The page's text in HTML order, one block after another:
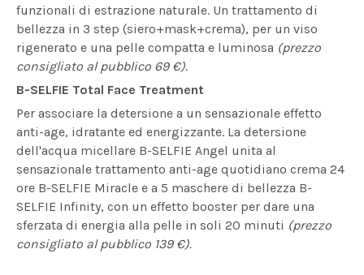
funzionali di estrazione naturale. Un trattamento di
bellezza in 3 step (siero+mask+crema), per un viso
rigenerato e una pelle compatta e luminosa (prezzo
consigliato al pubblico 69 €).
B-SELFIE Total Face Treatment
Per associare la detersione a un sensazionale effetto
anti-age, idratante ed energizzante. La detersione
dell'acqua micellare B-SELFIE Angel unita al
sensazionale trattamento anti-age quotidiano crema 24
ore B-SELFIE Miracle e a 5 maschere di bellezza B-
SELFIE Infinity, con un effetto booster per dare una
sferzata di energia alla pelle in soli 20 minuti (prezzo
consigliato al pubblico 139 €).